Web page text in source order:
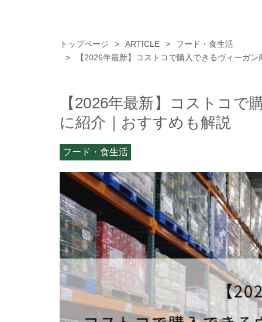
トップページ ARTICLE
フード・食生活
【2026年最新】コストコで購入できるヴィーガ
【2026年最新】コストコ
に紹介｜おすすめも解説
フード・食生活